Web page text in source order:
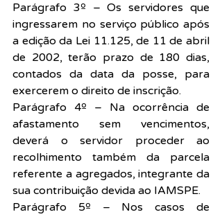
Parágrafo 3º – Os servidores que
ingressarem no serviço público após
a edição da Lei 11.125, de 11 de abril
de 2002, terão prazo de 180 dias,
contados da data da posse, para
exercerem o direito de inscrição.
Parágrafo 4º – Na ocorrência de
afastamento sem vencimentos,
deverá o servidor proceder ao
recolhimento também da parcela
referente a agregados, integrante da
sua contribuição devida ao IAMSPE.
Parágrafo 5º – Nos casos de